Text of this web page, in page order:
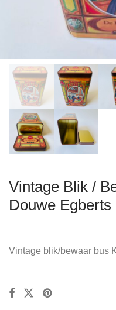
Vintage Blik /
Douwe Egberts
Vintage blik/bewaar bus